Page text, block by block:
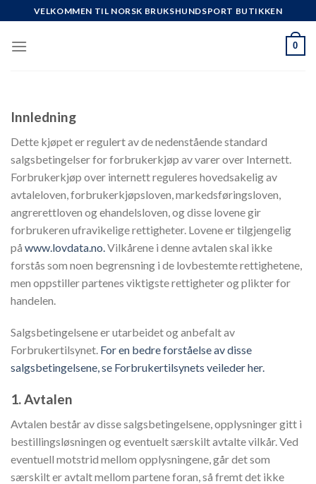
to
content
VELKOMMEN TIL NORSK BRUKSHUNDSPORT BUTIKKEN
0
Innledning
Dette kjøpet er regulert av de nedenstående standard
salgsbetingelser for forbrukerkjøp av varer over Internett.
Forbrukerkjøp over internett reguleres hovedsakelig av
avtaleloven, forbrukerkjøpsloven, markedsføringsloven,
angrerettloven og ehandelsloven, og disse lovene gir
forbrukeren ufravikelige rettigheter. Lovene er tilgjengelig
på www.lovdata.no. Vilkårene i denne avtalen skal ikke
forstås som noen begrensning i de lovbestemte rettighetene,
men oppstiller partenes viktigste rettigheter og plikter for
handelen.
Salgsbetingelsene er utarbeidet og anbefalt av
Forbrukertilsynet. For en bedre forståelse av disse
salgsbetingelsene, se Forbrukertilsynets veileder her.
1. Avtalen
Avtalen består av disse salgsbetingelsene, opplysninger gitt i
bestillingsløsningen og eventuelt særskilt avtalte vilkår. Ved
eventuell motstrid mellom opplysningene, går det som
særskilt er avtalt mellom partene foran, så fremt det ikke